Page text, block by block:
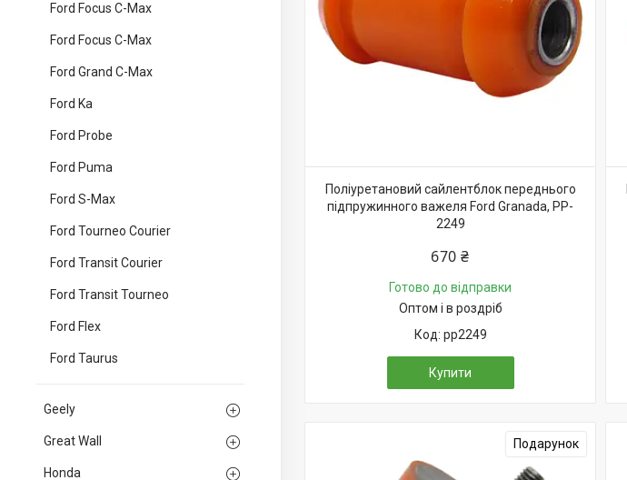
Ford Focus C-Max
Ford Focus C-Max
Ford Grand C-Max
Ford Ka
Ford Probe
Ford Puma
Ford S-Max
Ford Tourneo Courier
Ford Transit Courier
Ford Transit Tourneo
Ford Flex
Ford Taurus
Geely
Great Wall
Honda
Поліуретановий сайлентблок переднього
підпружинного важеля Ford Granada, PP-
2249
670 ₴
Готово до відправки
Оптом і в роздріб
pp2249
Купити
Подарунок